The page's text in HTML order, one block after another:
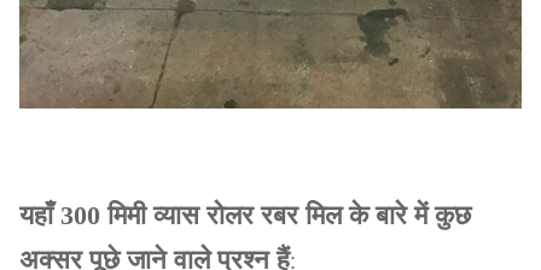
यहाँ 300 मिमी व्यास रोलर रबर मिल के बारे में कुछ
अक्सर पूछे जाने वाले प्रश्न हैं: